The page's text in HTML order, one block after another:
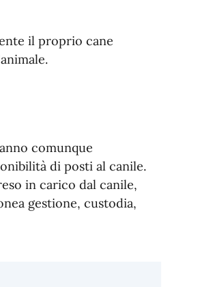
il proprio cane
comunque
di posti al canile.
in carico dal canile,
gestione, custodia,